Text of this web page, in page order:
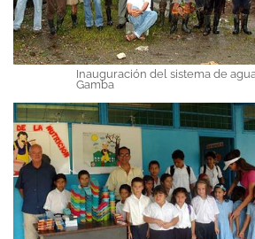
Inauguración del sistema de
Gamba